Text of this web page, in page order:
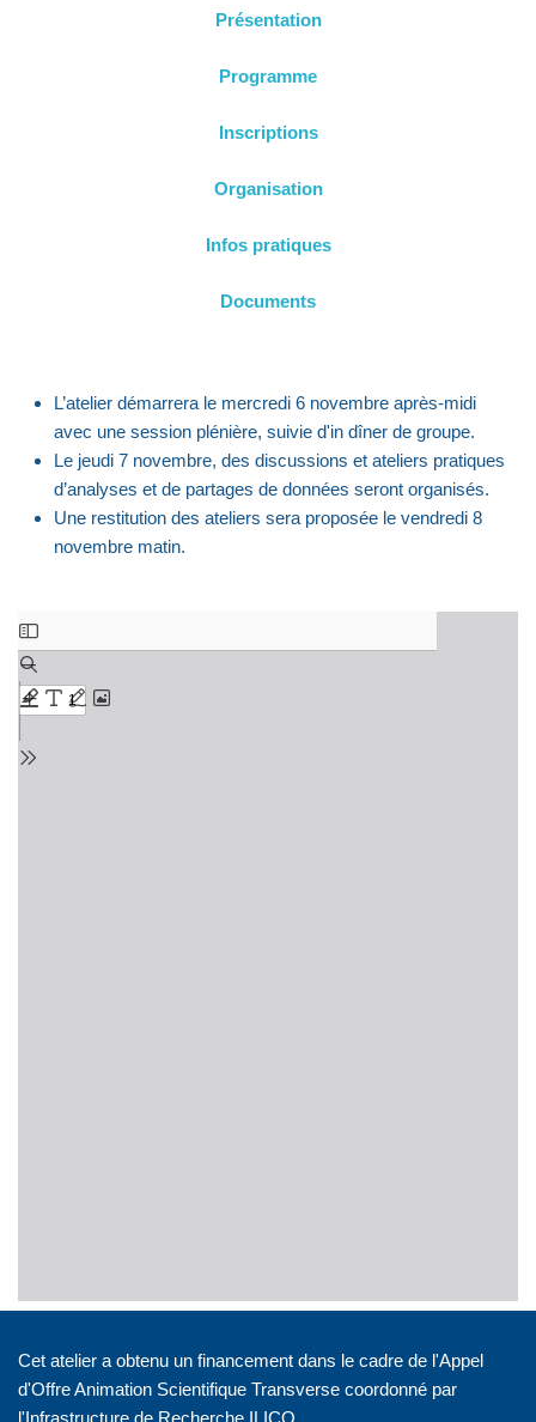
Présentation
Programme
Inscriptions
Organisation
Infos pratiques
Documents
L’atelier démarrera le mercredi 6 novembre après-midi
avec une session plénière, suivie d'in dîner de groupe.
Le jeudi 7 novembre, des discussions et ateliers pratiques
d’analyses et de partages de données seront organisés.
Une restitution des ateliers sera proposée le vendredi 8
novembre matin.
Cet atelier a obtenu un financement dans le cadre de l'Appel
d'Offre Animation Scientifique Transverse coordonné par
l'Infrastructure de Recherche ILICO.